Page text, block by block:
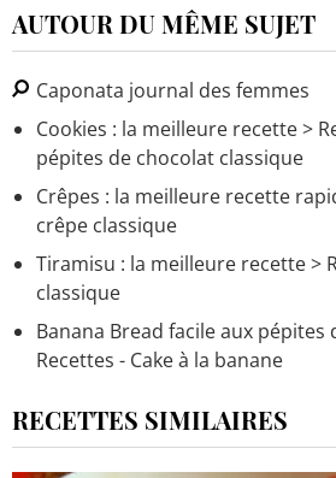
AUTOUR DU MÊME SUJET
Caponata journal des femmes
Cookies : la meilleure recette>
pépites de chocolat classique
Crêpes : la meilleure recette
crêpe classique
Tiramisu : la meilleure recette>
classique
Banana Bread facile aux pépites
Recettes - Cake à la banane
RECETTES SIMILAIRES